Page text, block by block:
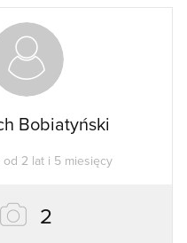
Bobiatyński
2 lat i 5 miesięcy
2